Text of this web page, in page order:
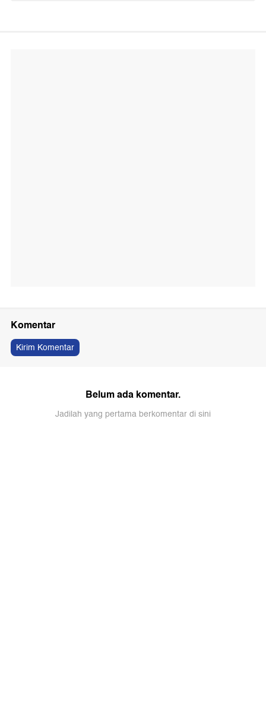
Komentar
Kirim Komentar
Belum ada komentar.
Jadilah yang pertama berkomentar di sini